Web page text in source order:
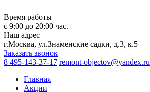
Время работы
с 9:00 до 20:00 час.
Наш адрес
г.Москва, ул.Знаменские садки, д.3, к.5
Заказать звонок
8 495-143-37-17 remont-objectov@yandex.ru
Главная
Акции